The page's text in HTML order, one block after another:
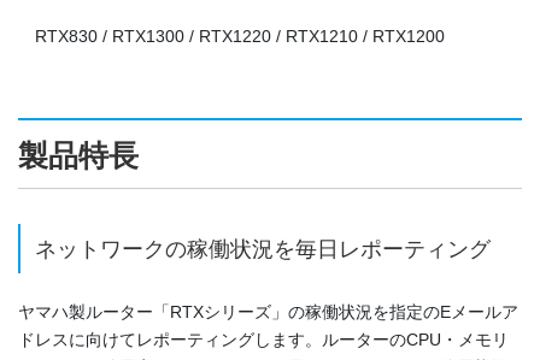
RTX830 / RTX1300 / RTX1220 / RTX1210 / RTX1200
製品特長
ネットワークの稼働状況を毎日レポーティング
ヤマハ製ルーター「RTXシリーズ」の稼働状況を指定のEメールア
ドレスに向けてレポーティングします。ルーターのCPU・メモリ